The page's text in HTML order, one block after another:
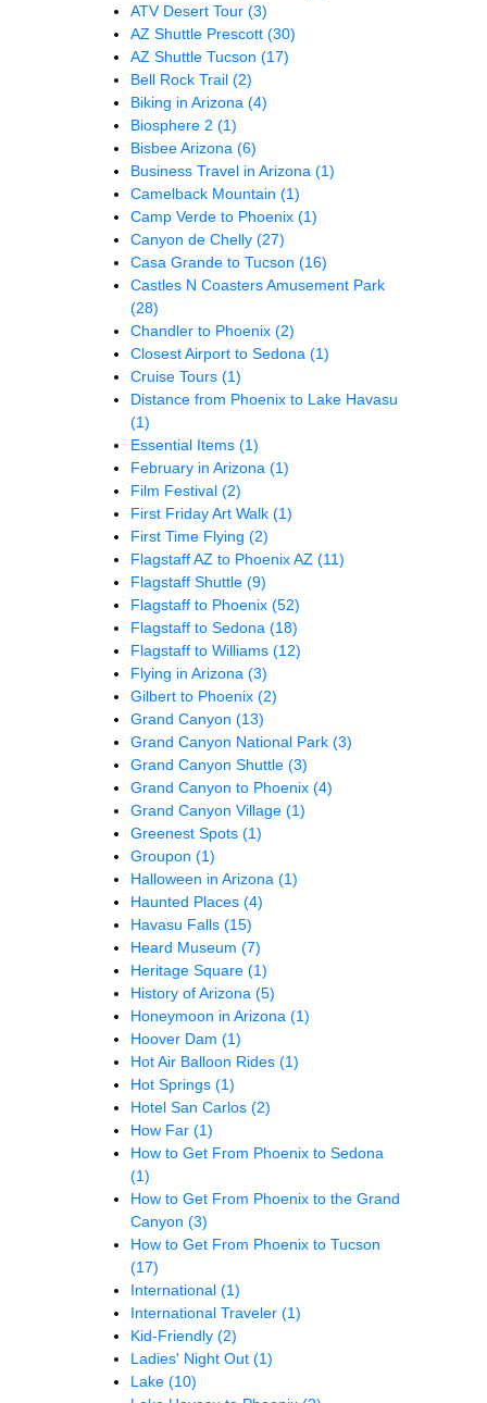
ATV Desert Tour (3)
AZ Shuttle Prescott (30)
AZ Shuttle Tucson (17)
Bell Rock Trail (2)
Biking in Arizona (4)
Biosphere 2 (1)
Bisbee Arizona (6)
Business Travel in Arizona (1)
Camelback Mountain (1)
Camp Verde to Phoenix (1)
Canyon de Chelly (27)
Casa Grande to Tucson (16)
Castles N Coasters Amusement Park
(28)
Chandler to Phoenix (2)
Closest Airport to Sedona (1)
Cruise Tours (1)
Distance from Phoenix to Lake Havasu
(1)
Essential Items (1)
February in Arizona (1)
Film Festival (2)
First Friday Art Walk (1)
First Time Flying (2)
Flagstaff AZ to Phoenix AZ (11)
Flagstaff Shuttle (9)
Flagstaff to Phoenix (52)
Flagstaff to Sedona (18)
Flagstaff to Williams (12)
Flying in Arizona (3)
Gilbert to Phoenix (2)
Grand Canyon (13)
Grand Canyon National Park (3)
Grand Canyon Shuttle (3)
Grand Canyon to Phoenix (4)
Grand Canyon Village (1)
Greenest Spots (1)
Groupon (1)
Halloween in Arizona (1)
Haunted Places (4)
Havasu Falls (15)
Heard Museum (7)
Heritage Square (1)
History of Arizona (5)
Honeymoon in Arizona (1)
Hoover Dam (1)
Hot Air Balloon Rides (1)
Hot Springs (1)
Hotel San Carlos (2)
How Far (1)
How to Get From Phoenix to Sedona
(1)
How to Get From Phoenix to the Grand
Canyon (3)
How to Get From Phoenix to Tucson
(17)
International (1)
International Traveler (1)
Kid-Friendly (2)
Ladies' Night Out (1)
Lake (10)